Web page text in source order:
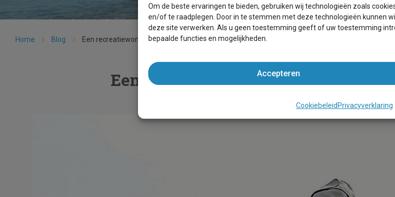
Home Blog Een recreatiewoning laten bouwen: waar moet je op letten?
Een recreatiewoning laten
24 JUNI 2025
Om de beste ervaringen te bieden, gebruiken wij technologieën zoals
en/of te raadplegen. Door in te stemmen met deze technologieën kunnen
deze site verwerken. Als u geen toestemming geeft of uw toestemming
bepaalde functies en mogelijkheden.
Accepteren
Cookiebeleid Privacyverklaring